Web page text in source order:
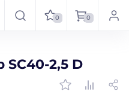
0 0
SС40-2,5 D